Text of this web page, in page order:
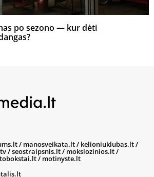
po sezono — kur dėti
/ manosveikata.lt/ kelioniuklubas.lt/
/seostraipsnis.lt/ mokslozinios.lt/
/ motinyste.lt